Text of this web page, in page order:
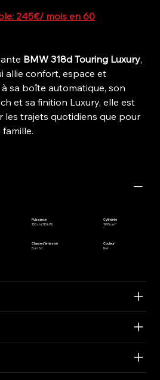
245€/ mois en 60
BMW 318d Touring Luxury,
allie confort, espace et
sa boîte automatique, son
et sa finition Luxury, elle est
les trajets quotidiens que pour
Puissance
150 ch (110 kW)
Cylindrée
1995 cm³
Classe d'émission
Euro 6d
Couleur
Noir